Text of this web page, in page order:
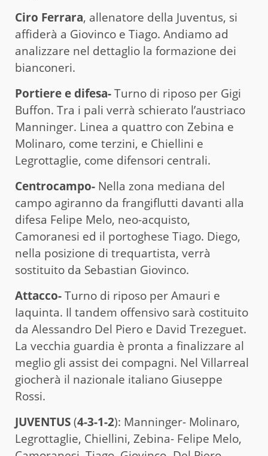
Ciro Ferrara, allenatore della Juventus, si
affiderà a Giovinco e Tiago. Andiamo ad
analizzare nel dettaglio la formazione dei
bianconeri.
Portiere e difesa-Turno di riposo per Gigi
Buffon. Tra i pali verrà schierato l’austriaco
Manninger. Linea a quattro con Zebina e
Molinaro, come terzini, e Chiellini e
Legrottaglie, come difensori centrali.
Centrocampo- Nella zona mediana del
campo agiranno da frangiflutti davanti alla
difesa Felipe Melo, neo-acquisto,
Camoranesi ed il portoghese Tiago. Diego,
nella posizione di trequartista, verrà
sostituito da Sebastian Giovinco.
Attacco-Turno di riposo per Amauri e
Iaquinta. Il tandem offensivo sarà costituito
da Alessandro Del Piero e David Trezeguet.
La vecchia guardia è pronta a finalizzare al
meglio gli assist dei compagni. Nel Villarreal
giocherà il nazionale italiano Giuseppe
Rossi.
JUVENTUS(4-3-1-2): Manninger- Molinaro,
Legrottaglie, Chiellini, Zebina- Felipe Melo,